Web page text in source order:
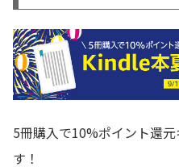
5冊購入で10%ポイント還
す！